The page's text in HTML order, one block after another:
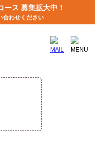
ース 募集拡大中！
合わせください